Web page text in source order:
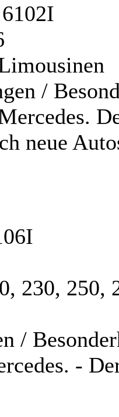
6102I
/
neue
230, 250,
/
-